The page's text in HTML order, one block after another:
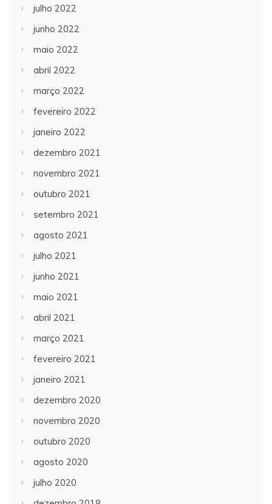
julho 2022
junho 2022
maio 2022
abril 2022
março 2022
fevereiro 2022
janeiro 2022
dezembro 2021
novembro 2021
outubro 2021
setembro 2021
agosto 2021
julho 2021
junho 2021
maio 2021
abril 2021
março 2021
fevereiro 2021
janeiro 2021
dezembro 2020
novembro 2020
outubro 2020
agosto 2020
julho 2020